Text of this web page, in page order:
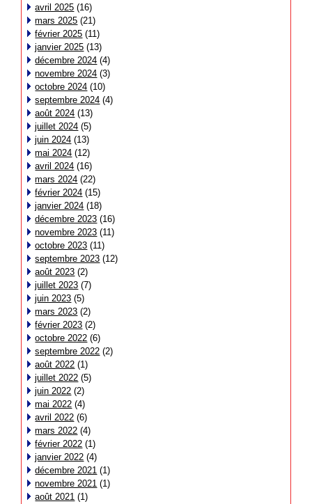
avril 2025 (16)
mars 2025 (21)
février 2025 (11)
janvier 2025 (13)
décembre 2024 (4)
novembre 2024 (3)
octobre 2024 (10)
septembre 2024 (4)
août 2024 (13)
juillet 2024 (5)
juin 2024 (13)
mai 2024 (12)
avril 2024 (16)
mars 2024 (22)
février 2024 (15)
janvier 2024 (18)
décembre 2023 (16)
novembre 2023 (11)
octobre 2023 (11)
septembre 2023 (12)
août 2023 (2)
juillet 2023 (7)
juin 2023 (5)
mars 2023 (2)
février 2023 (2)
octobre 2022 (6)
septembre 2022 (2)
août 2022 (1)
juillet 2022 (5)
juin 2022 (2)
mai 2022 (4)
avril 2022 (6)
mars 2022 (4)
février 2022 (1)
janvier 2022 (4)
décembre 2021 (1)
novembre 2021 (1)
août 2021 (1)